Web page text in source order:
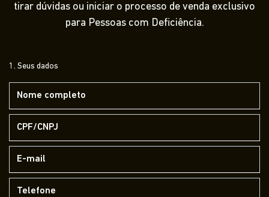
tirar dúvidas ou iniciar o processo de venda exclusivo
para Pessoas com Deficiência.
1. Seus dados